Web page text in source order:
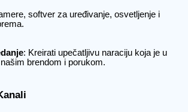
softver za uređivanje, osvetljenje i
: Kreirati upečatljivu naraciju koja je u
brendom i porukom.